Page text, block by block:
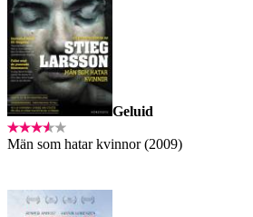
Geluid
Män som hatar kvinnor (2009)